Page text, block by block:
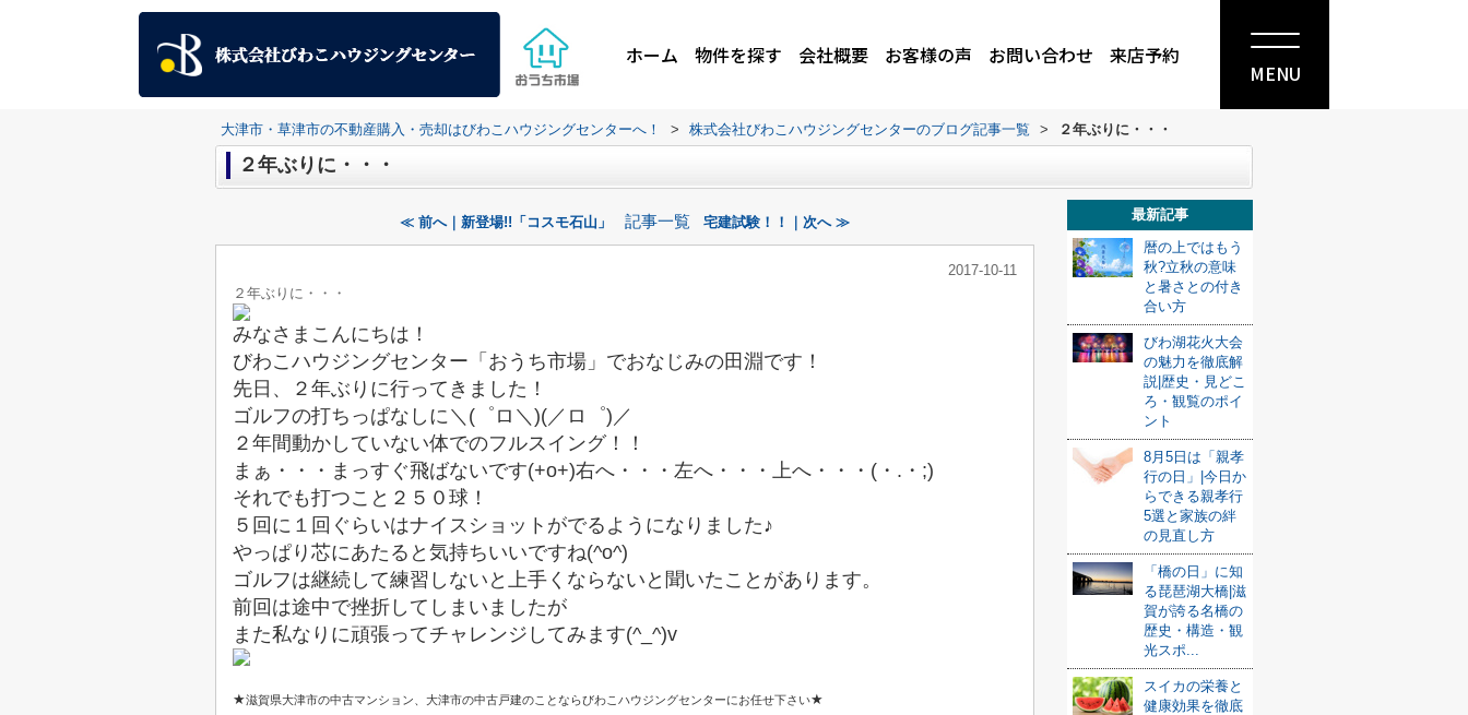
ホーム 物件を探す 会社概要 お客様の声 お問い合わせ 来店予約
MENU
大津市・草津市の不動産購入・売却はびわこハウジングセンターへ！ > 株式会社びわこハウジングセンターのブログ記事一覧 > ２年ぶりに・・・
２年ぶりに・・・
≪ 前へ｜新登場!!「コスモ石山」 記事一覧 宅建試験！！｜次へ ≫
2017-10-11
２年ぶりに・・・
みなさまこんにちは！
びわこハウジングセンター「おうち市場」でおなじみの田淵です！
先日、２年ぶりに行ってきました！
ゴルフの打ちっぱなしに＼(゜ロ＼)(／ロ゜)／
２年間動かしていない体でのフルスイング！！
まぁ・・・まっすぐ飛ばないです(+o+)右へ・・・左へ・・・上へ・・・(・.・;)
それでも打つこと２５０球！
５回に１回ぐらいはナイスショットがでるようになりました♪
やっぱり芯にあたると気持ちいいですね(^o^)
ゴルフは継続して練習しないと上手くならないと聞いたことがあります。
前回は途中で挫折してしまいましたが
また私なりに頑張ってチャレンジしてみます(^_^)v
★滋賀県大津市の中古マンション、大津市の中古戸建のことならびわこハウジングセンターにお任せ下さい★
最新記事
暦の上ではもう
秋?立秋の意味
と暑さとの付き
合い方
びわ湖花火大会
の魅力を徹底解
説|歴史・見どこ
ろ・観覧のポイ
ント
8月5日は「親孝
行の日」|今日か
らできる親孝行
5選と家族の絆
の見直し方
「橋の日」に知
る琵琶湖大橋|滋
賀が誇る名橋の
歴史・構造・観
光スポ...
スイカの栄養と
健康効果を徹底